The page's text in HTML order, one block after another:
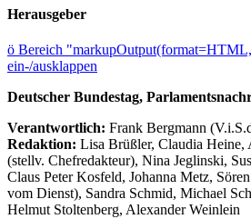
Herausgeber
ö Bereich
ein-/ausklappen
Deutscher Bundestag,
Verantwortlich: Frank Bergmann
Redaktion: Lisa Brüßler, Claudia Heine,
(stellv. Chefredakteur), Nina Jeglinski,
Claus Peter Kosfeld, Johanna Metz,
vom Dienst), Sandra Schmid, Michael
Helmut Stoltenberg, Alexander Weinlein